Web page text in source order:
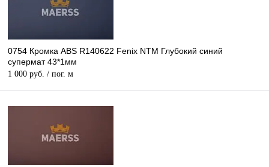
0754 Кромка ABS R140622 Fenix NTM Глубокий синий
супермат 43*1мм
1 000 руб. / пог. м